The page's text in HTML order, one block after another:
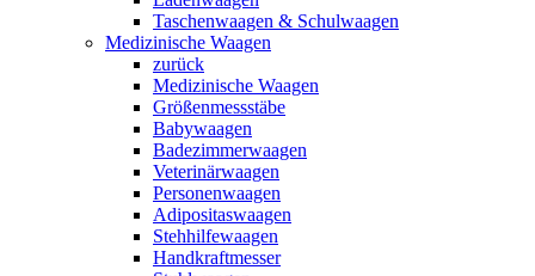
Taschenwaagen & Schulwaagen
Medizinische Waagen
zurück
Medizinische Waagen
Größenmessstäbe
Babywaagen
Badezimmerwaagen
Veterinärwaagen
Personenwaagen
Adipositaswaagen
Stehhilfewaagen
Handkraftmesser